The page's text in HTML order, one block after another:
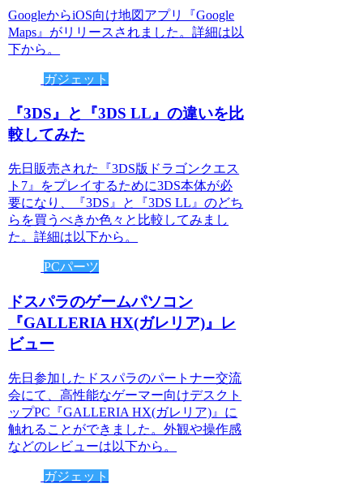
GoogleからiOS向け地図アプリ『Google
Maps』がリリースされました。詳細は以
下から。
ガジェット
『3DS』と『3DS LL』の違いを比
較してみた
先日販売された『3DS版ドラゴンクエス
ト7』をプレイするために3DS本体が必
要になり、『3DS』と『3DS LL』のどち
らを買うべきか色々と比較してみまし
た。詳細は以下から。
PCパーツ
ドスパラのゲームパソコン
『GALLERIA HX(ガレリア)』レ
ビュー
先日参加したドスパラのパートナー交流
会にて、高性能なゲーマー向けデスクト
ップPC『GALLERIA HX(ガレリア)』に
触れることができました。外観や操作感
などのレビューは以下から。
ガジェット